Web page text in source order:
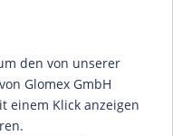
den von unserer
Glomex GmbH
einem Klick anzeigen